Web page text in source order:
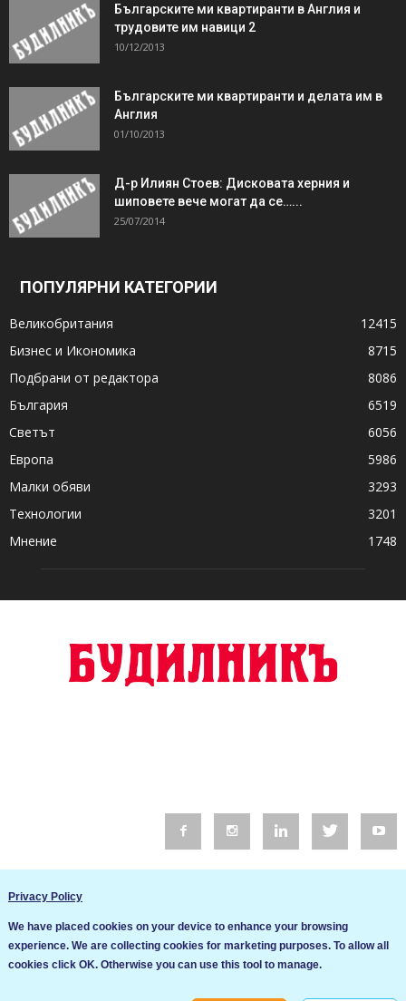
Българските ми квартиранти в Англия и
трудовите им навици 2
10/12/2013
Българските ми квартиранти и делата им в
Англия
01/10/2013
Д-р Илиян Стоев: Дисковата херния и
шиповете вече могат да се…...
25/07/2014
ПОПУЛЯРНИ КАТЕГОРИИ
Великобритания
12415
Бизнес и Икономика
8715
Подбрани от редактора
8086
България
6519
Светът
6056
Европа
5986
Малки обяви
3293
Технологии
3201
Мнение
1748
Общи условия
Privacy Policy
We have placed cookies on your device to enhance your browsing
experience. We are collecting cookies for marketing purposes. To allow all
cookies click OK. Otherwise you can use this tool to manage.
Ние използваме бисквитки за да подобрим услугите си. Ако
продължите да посещавате този сайт, ние приемаме, че се